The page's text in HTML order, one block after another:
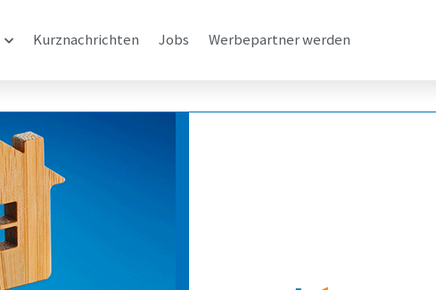
Kurznachrichten Jobs Werbepartner werden